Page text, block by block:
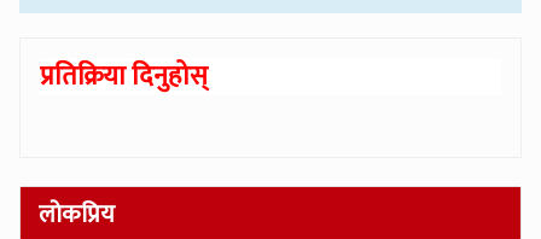
प्रतिक्रिया दिनुहोस्
लोकप्रिय